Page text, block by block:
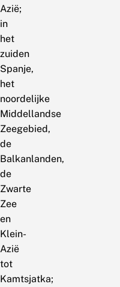
Azië;
in
het
zuiden
Spanje,
het
noordelijke
Middellandse
Zeegebied,
de
Balkanlanden,
de
Zwarte
Zee
en
Klein-
Azië
tot
Kamtsjatka;